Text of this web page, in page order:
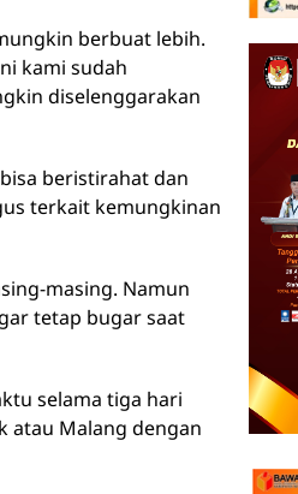
berbuat lebih.
kami sudah
diselenggarakan
beristirahat dan
terkait kemungkinan
masing. Namun
tetap bugar saat
selama tiga hari
atau Malang dengan